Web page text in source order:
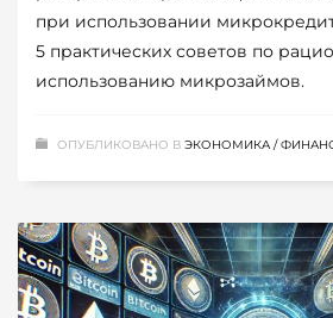
при использовании
5 практических советов по
использованию микрозаймов.
ОПУБЛИКОВАНО В ЭКОНОМИКА /